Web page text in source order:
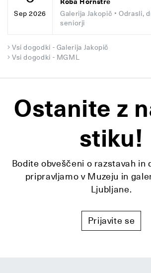
Sep 2026 Galerija Jakopič • Odrasli,
seniorji
Vsi dogodki - Galerija Jakopič
Vsi dogodki - MGML
Ostanite z
stiku!
Bodite obveščeni o razstavah in
pripravljamo v Muzeju in
Ljubljane.
Prijavite se